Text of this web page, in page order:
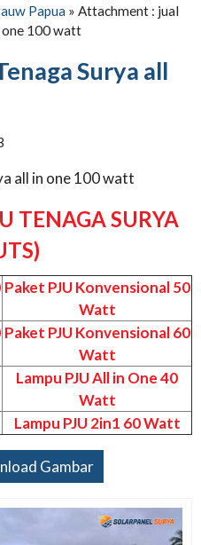
Papua » Attachment : jual
one 100 watt
Surya all
all in one 100 watt
TENAGA SURYA
Paket PJU Konvensional 50
Watt
Paket PJU Konvensional 60
Watt
Lampu PJU All in One 40
Watt
Lampu PJU 2in1 60 Watt
Gambar